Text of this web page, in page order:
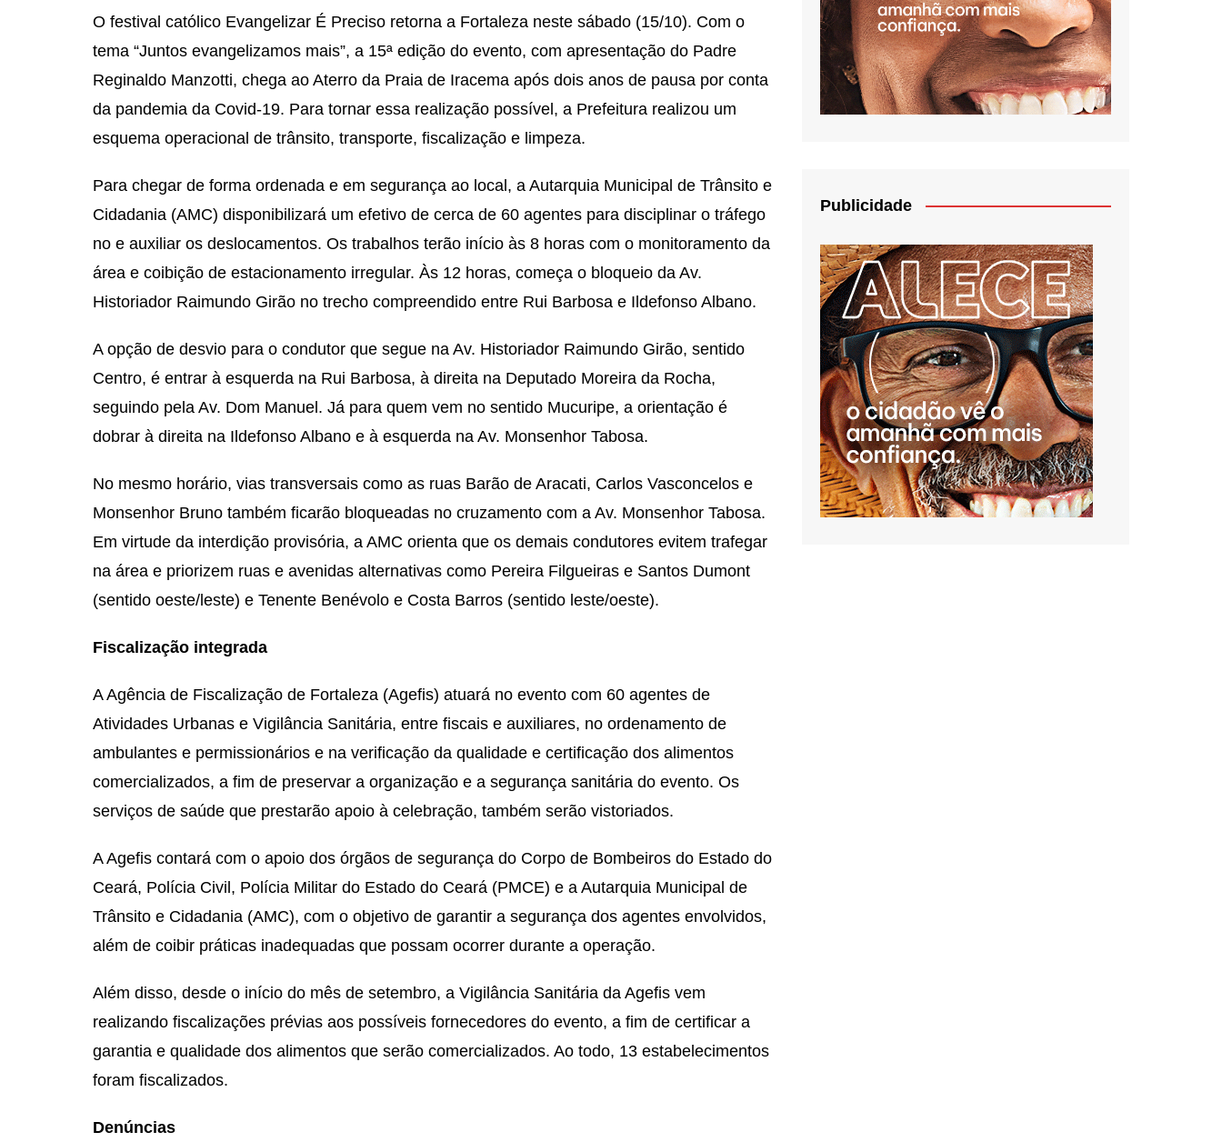
O festival católico Evangelizar É Preciso retorna a Fortaleza neste sábado (15/10). Com o
tema “Juntos evangelizamos mais”, a 15ª edição do evento, com apresentação do Padre
Reginaldo Manzotti, chega ao Aterro da Praia de Iracema após dois anos de pausa por conta
da pandemia da Covid-19. Para tornar essa realização possível, a Prefeitura realizou um
esquema operacional de trânsito, transporte, fiscalização e limpeza.
Para chegar de forma ordenada e em segurança ao local, a Autarquia Municipal de Trânsito e
Cidadania (AMC) disponibilizará um efetivo de cerca de 60 agentes para disciplinar o tráfego
no e auxiliar os deslocamentos. Os trabalhos terão início às 8 horas com o monitoramento da
área e coibição de estacionamento irregular. Às 12 horas, começa o bloqueio da Av.
Historiador Raimundo Girão no trecho compreendido entre Rui Barbosa e Ildefonso Albano.
A opção de desvio para o condutor que segue na Av. Historiador Raimundo Girão, sentido
Centro, é entrar à esquerda na Rui Barbosa, à direita na Deputado Moreira da Rocha,
seguindo pela Av. Dom Manuel. Já para quem vem no sentido Mucuripe, a orientação é
dobrar à direita na Ildefonso Albano e à esquerda na Av. Monsenhor Tabosa.
No mesmo horário, vias transversais como as ruas Barão de Aracati, Carlos Vasconcelos e
Monsenhor Bruno também ficarão bloqueadas no cruzamento com a Av. Monsenhor Tabosa.
Em virtude da interdição provisória, a AMC orienta que os demais condutores evitem trafegar
na área e priorizem ruas e avenidas alternativas como Pereira Filgueiras e Santos Dumont
(sentido oeste/leste) e Tenente Benévolo e Costa Barros (sentido leste/oeste).
Fiscalização integrada
A Agência de Fiscalização de Fortaleza (Agefis) atuará no evento com 60 agentes de
Atividades Urbanas e Vigilância Sanitária, entre fiscais e auxiliares, no ordenamento de
ambulantes e permissionários e na verificação da qualidade e certificação dos alimentos
comercializados, a fim de preservar a organização e a segurança sanitária do evento. Os
serviços de saúde que prestarão apoio à celebração, também serão vistoriados.
A Agefis contará com o apoio dos órgãos de segurança do Corpo de Bombeiros do Estado do
Ceará, Polícia Civil, Polícia Militar do Estado do Ceará (PMCE) e a Autarquia Municipal de
Trânsito e Cidadania (AMC), com o objetivo de garantir a segurança dos agentes envolvidos,
além de coibir práticas inadequadas que possam ocorrer durante a operação.
Além disso, desde o início do mês de setembro, a Vigilância Sanitária da Agefis vem
realizando fiscalizações prévias aos possíveis fornecedores do evento, a fim de certificar a
garantia e qualidade dos alimentos que serão comercializados. Ao todo, 13 estabelecimentos
foram fiscalizados.
Denúncias
Publicidade